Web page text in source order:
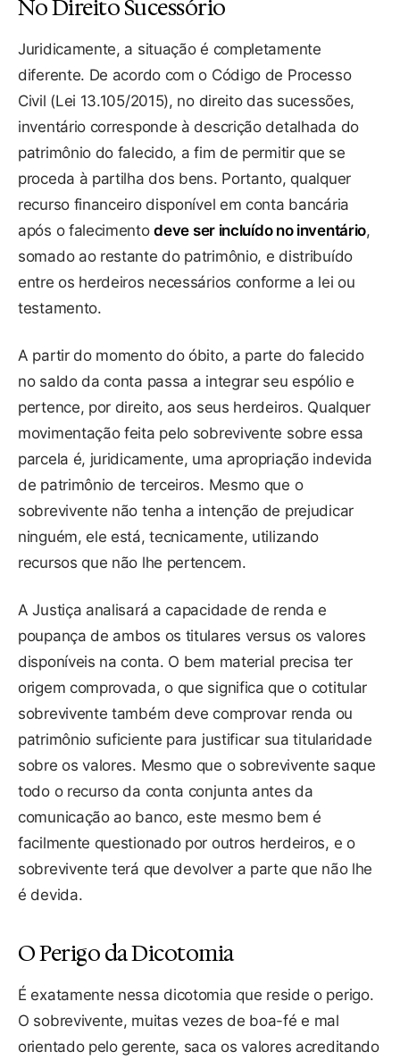
No Direito Sucessório
Juridicamente, a situação é completamente
diferente. De acordo com o Código de Processo
Civil (Lei 13.105/2015), no direito das sucessões,
inventário corresponde à descrição detalhada do
patrimônio do falecido, a fim de permitir que se
proceda à partilha dos bens. Portanto, qualquer
recurso financeiro disponível em conta bancária
após o falecimentodeve ser incluído no inventário,
somado ao restante do patrimônio, e distribuído
entre os herdeiros necessários conforme a lei ou
testamento.
A partir do momento do óbito, a parte do falecido
no saldo da conta passa a integrar seu espólio e
pertence, por direito, aos seus herdeiros. Qualquer
movimentação feita pelo sobrevivente sobre essa
parcela é, juridicamente, uma apropriação indevida
de patrimônio de terceiros. Mesmo que o
sobrevivente não tenha a intenção de prejudicar
ninguém, ele está, tecnicamente, utilizando
recursos que não lhe pertencem.
A Justiça analisará a capacidade de renda e
poupança de ambos os titulares versus os valores
disponíveis na conta. O bem material precisa ter
origem comprovada, o que significa que o cotitular
sobrevivente também deve comprovar renda ou
patrimônio suficiente para justificar sua titularidade
sobre os valores. Mesmo que o sobrevivente saque
todo o recurso da conta conjunta antes da
comunicação ao banco, este mesmo bem é
facilmente questionado por outros herdeiros, e o
sobrevivente terá que devolver a parte que não lhe
é devida.
O Perigo da Dicotomia
É exatamente nessa dicotomia que reside o perigo.
O sobrevivente, muitas vezes de boa-fé e mal
orientado pelo gerente, saca os valores acreditando